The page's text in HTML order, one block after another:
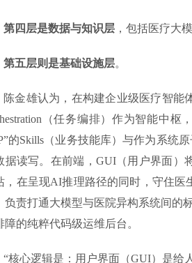
第四层是数据与知识层 ，包括医疗大
第五层则是基础设施层。
陈金雄认为，在构建企业级医疗智能
（任务编排）作为智能中
的Skills（业务技能库）与作为系统
据读写。在前端，GUI（用户界面）
，在呈现AI推理路径的同时，守住医
负责打通大模型与医院异构系统间的
障的纯粹代码级运维后台。
“核心逻辑是：用户界面（GUI）是给